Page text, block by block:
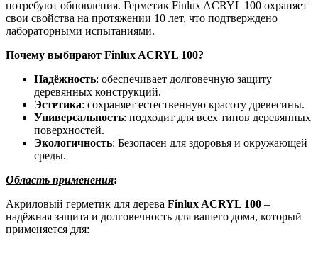
потребуют обновления. Герметик Finlux ACRYL 100 охраняет
свои свойства на протяжении 10 лет, что подтверждено
лабораторными испытаниями.
Почему выбирают Finlux ACRYL 100?
Надёжность: обеспечивает долговечную защиту
деревянных конструкций.
Эстетика: сохраняет естественную красоту древесины.
Универсальность: подходит для всех типов деревянных
поверхностей.
Экологичность: Безопасен для здоровья и окружающей
среды.
Область применения:
Акриловый герметик для дерева Finlux ACRYL 100 –
надёжная защита и долговечность для вашего дома, который
применяется для: